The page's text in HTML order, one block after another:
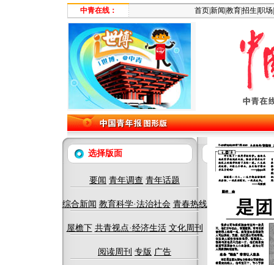
中青在线： 首页新闻 教育招生 职场
选择版面
要闻 青年调查 青年话题
综合新闻 教育科学·法治社会 青春热线
屋檐下 共青视点·经济生活 文化周刊
阅读周刊 专版 广告